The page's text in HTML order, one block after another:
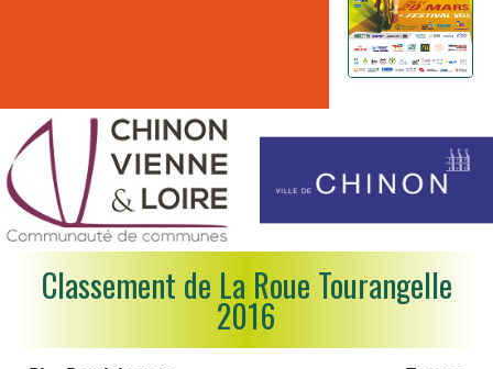
Classement de La Roue Tourangelle
2016